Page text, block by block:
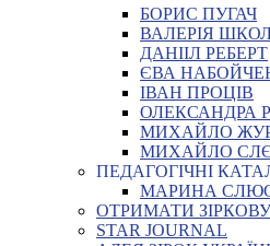
БОРИС ПУГАЧ
ВАЛЕРІЯ
ДАНІІЛ РЕБЕРТ
ЄВА
ІВАН ПРОЦІВ
ОЛЕКСАНДРА
МИХАЙЛО
МИХАЙЛО
ПЕДАГОГІЧНІ
МАРИНА
ОТРИМАТИ
STAR JOURNAL